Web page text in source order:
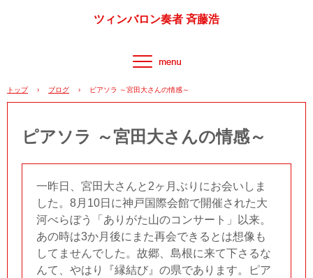
ツィンバロン奏者 斉藤浩
トップ › ブログ › ピアソラ ～宮田大さんの情感～
ピアソラ ～宮田大さんの情感～
一昨日、宮田大さんと2ヶ月ぶりにお会いしま
した。8月10日に神戸国際会館で開催された大
河べらぼう「ありがた山のコンサート」以来。
あの時は3か月後にまた再会できるとは想像も
してませんでした。故郷、島根に来て下さるな
んて、やはり『縁結び』の県であります。ピア